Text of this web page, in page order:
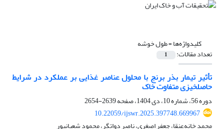
کلیدواژه‌ها =طول خوشه
تعداد مقالات: 1
تأثیر تیمار بذر برنج با محلول عناصر غذایی بر عملکرد در شرایط
حاصلخیزی متفاوت خاک
دوره 56، شماره 10، دی 1404، صفحه
2639-2654
10.22059/ijswr.2025.397748.669967
محمد خانه‌عنقا، جعفر اصغری، ناصر دواتگر، محمود شعبانپور